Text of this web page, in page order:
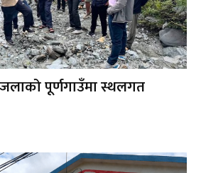
पूर्णगाउँमा स्थलगत